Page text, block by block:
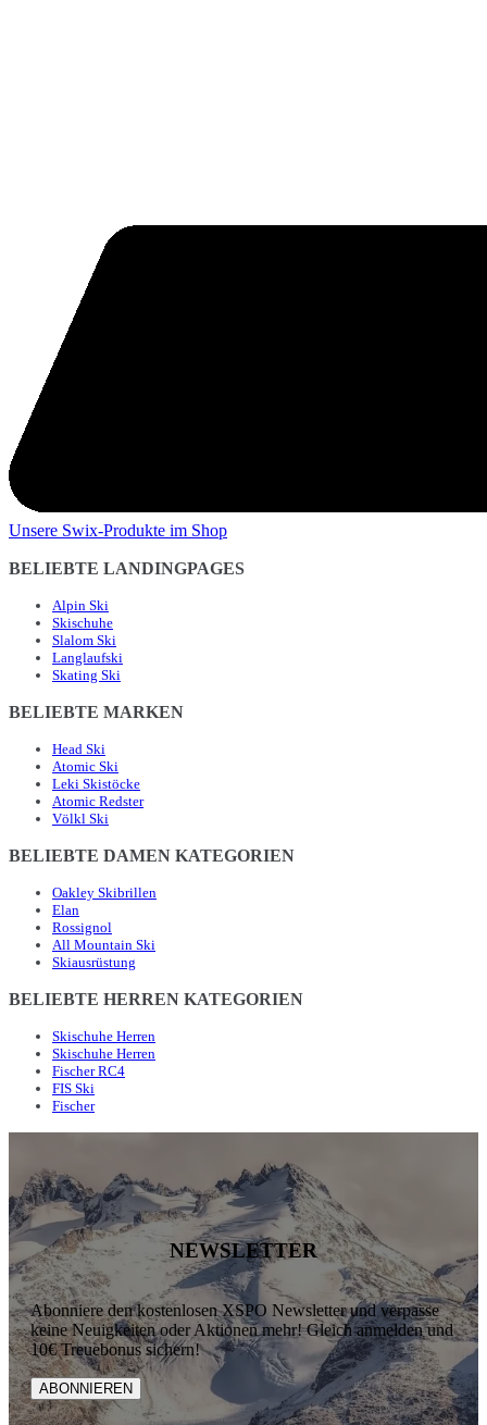
Unsere Swix-Produkte im Shop
BELIEBTE LANDINGPAGES
Alpin Ski
Skischuhe
Slalom Ski
Langlaufski
Skating Ski
BELIEBTE MARKEN
Head Ski
Atomic Ski
Leki Skistöcke
Atomic Redster
Völkl Ski
BELIEBTE DAMEN KATEGORIEN
Oakley Skibrillen
Elan
Rossignol
All Mountain Ski
Skiausrüstung
BELIEBTE HERREN KATEGORIEN
Skischuhe Herren
Skischuhe Herren
Fischer RC4
FIS Ski
Fischer
NEWSLETTER
Abonniere den kostenlosen XSPO Newsletter und verpasse
keine Neuigkeiten oder Aktionen mehr! Gleich anmelden und
10€ Treuebonus sichern!
ABONNIEREN